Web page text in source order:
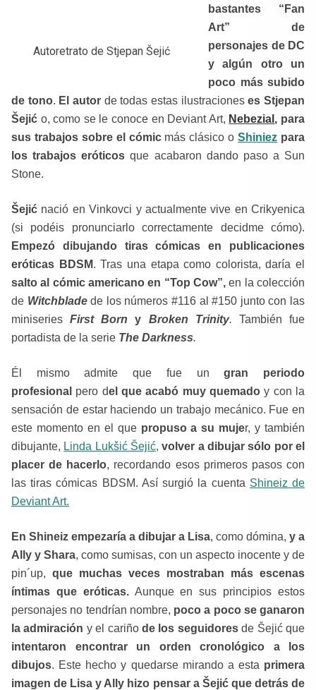
Autoretrato de Stjepan Šejić
bastantes “Fan
Art” de
personajes de DC
y algún otro un
poco más subido
de tono. El autor de todas estas ilustracioneses Stjepan
Šejić o, como se le conoce en Deviant Art, Nebezial , para
sus trabajos sobre el cómicmás clásico oShiniez para
los trabajos eróticos que acabaron dando paso a Sun
Stone.
Šejić nació en Vinkovci y actualmente vive en Crikyenica
(si podéis pronunciarlo correctamente decidme cómo).
Empezó dibujando tiras cómicas en publicaciones
eróticas BDSM. Tras una etapa como colorista, daría el
salto al cómic americano en “Top Cow”, en la colección
de Witchbladede los números #116 al #150 junto con las
miniseriesFirst Borny Broken Trinity. También fue
portadista de la serie The Darkness.
Él mismo admite que fue ungran periodo
profesional pero del que acabó muy quemado y con la
sensación de estar haciendo un trabajo mecánico. Fue en
este momento en el que propuso a su mujer, y también
dibujante, Linda Lukšić Šejić,volver a dibujar sólo por el
placer de hacerlo, recordando esos primeros pasos con
las tiras cómicas BDSM. Así surgió la cuenta Shineiz de
Deviant Art.
En Shineiz empezaría a dibujar a Lisa, como dómina, y a
Ally y Shara, como sumisas, con un aspecto inocente y de
pin´up, que muchas veces mostraban más escenas
íntimas que eróticas.Aunque en sus principios estos
personajes no tendrían nombre, poco a poco se ganaron
la admiración y el cariñode los seguidoresde Šejić que
intentaron encontrar un orden cronológico a los
dibujos. Este hecho y quedarse mirando a esta primera
imagen de Lisa y Ally hizo pensar a Šejić que detrás de